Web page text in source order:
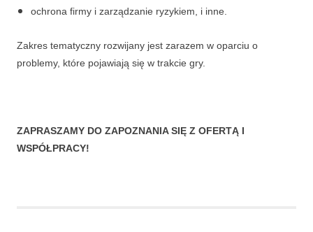
ochrona firmy i zarządzanie ryzykiem, i inne.
Zakres tematyczny rozwijany jest zarazem w oparciu o
problemy, które pojawiają się w trakcie gry.
ZAPRASZAMY DO ZAPOZNANIA SIĘ Z OFERTĄ I
WSPÓŁPRACY!